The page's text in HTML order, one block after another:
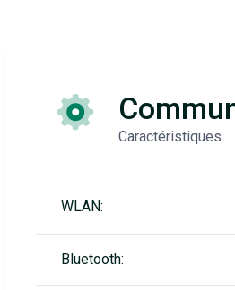
Caractéristiques
WLAN:
Bluetooth: